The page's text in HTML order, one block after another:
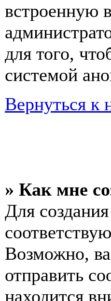
встроенную
для того,
системой
Вернуться к
» Как мне
Для
Возможно,
отправить
находится